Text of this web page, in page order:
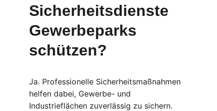
Sicherheitsdienste
Gewerbeparks
schützen?
Ja. Professionelle Sicherheitsmaßnahmen
helfen dabei, Gewerbe- und
Industrieflächen zuverlässig zu sichern.